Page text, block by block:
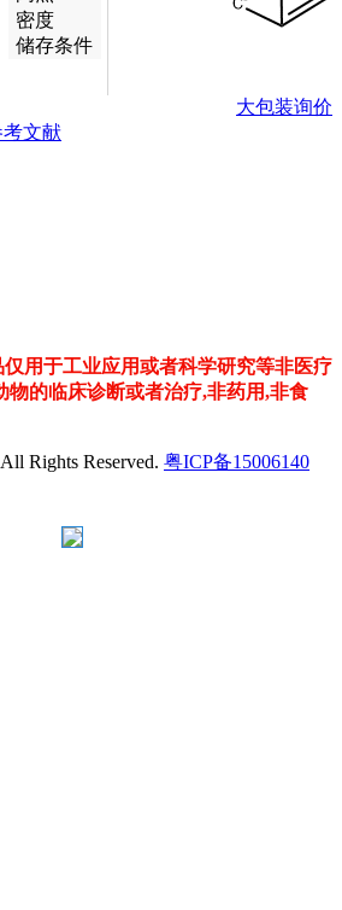
密度
储存条件
大包装询价
考文献
用于工业应用或者科学研究等非医疗
物的临床诊断或者治疗,非药用,非食
Rights Reserved. 粤ICP备15006140